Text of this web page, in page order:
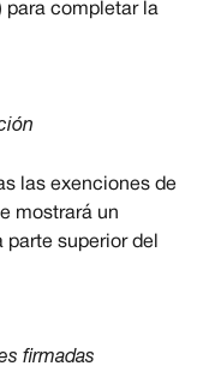
para completar la
las exenciones de
mostrará un
superior del
firmadas